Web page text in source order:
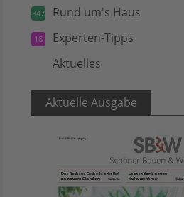
347 Rund um's Haus
18 Experten-Tipps
Aktuelles
Aktuelle Ausgabe